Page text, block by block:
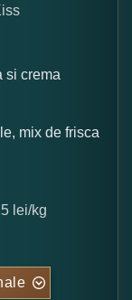
si crema
mix de frisca
lei/kg